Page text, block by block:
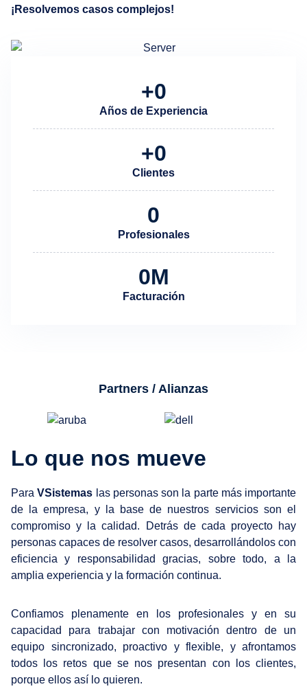
¡Resolvemos casos complejos!
Años de Experiencia
+0
Clientes
+0
Profesionales
0
Facturación
0M
Partners / Alianzas
Lo que nos mueve
Para VSistemas las personas son la parte más importante
de la empresa, y la base de nuestros servicios son el
compromiso y la calidad. Detrás de cada proyecto hay
personas capaces de resolver casos, desarrollándolos con
eficiencia y responsabilidad gracias, sobre todo, a la
amplia experiencia y la formación continua.
Confiamos plenamente en los profesionales y en su
capacidad para trabajar con motivación dentro de un
equipo sincronizado, proactivo y flexible, y afrontamos
todos los retos que se nos presentan con los clientes,
porque ellos así lo quieren.